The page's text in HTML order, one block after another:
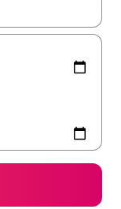
इस्तेमाल करके नेविगेट